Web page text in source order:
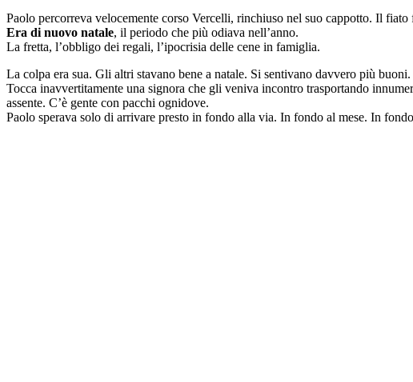
Paolo percorreva velocemente corso Vercelli, rinchiuso nel suo cappotto. Il
Era di nuovo natale, il periodo che più odiava nell’anno.
La fretta, l’obbligo dei regali, l’ipocrisia delle cene in famiglia.
La colpa era sua. Gli altri stavano bene a natale. Si sentivano davvero più buoni.
Tocca inavvertitamente una signora che gli veniva incontro trasportando
assente. C’è gente con pacchi ognidove.
Paolo sperava solo di arrivare presto in fondo alla via. In fondo al mese. In